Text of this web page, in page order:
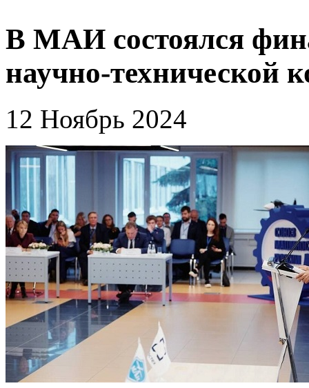
В МАИ состоялся
научно-технической
12 Ноябрь 2024